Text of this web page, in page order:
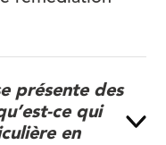
présente des
ce qui
en